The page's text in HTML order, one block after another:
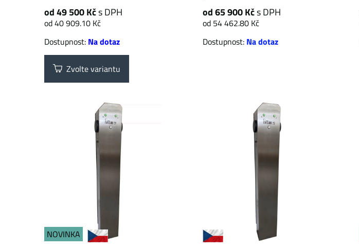
od 49 500 Kčs DPH
od 40 909.10 Kč
Dostupnost: Na dotaz
Zvolte variantu
od 65 900 Kčs DPH
od 54 462.80 Kč
Dostupnost: Na dotaz
NOVINKA